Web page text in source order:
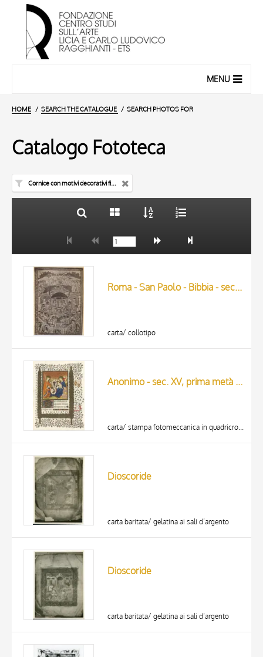
MENU
HOME SEARCH THE CATALOGUE SEARCH PHOTOS FOR
Catalogo Fototeca
Cornice con motivi decorativi fitomorfi - manoscritto
AUTHOR
MATERIAL AND TECHNIQUERoma - San Paolo - Bibbia - sec. IX
carta/ collotipo
Anonimo - sec. XV, prima metà - London, British Library, MS Cotton Domitian A XVII, f. 75, intero
carta/ stampa fotomeccanica in quadricromia
Dioscoride
carta baritata/ gelatina ai sali d’argento
Dioscoride
carta baritata/ gelatina ai sali d’argento